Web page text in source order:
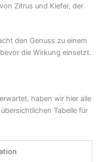
Zitrus und Kiefer, der
den Genuss zu einem
die Wirkung einsetzt.
haben wir hier alle
Tabelle für